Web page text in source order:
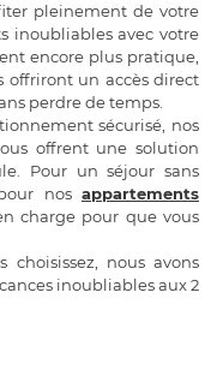
pleinement de votre
inoubliables avec votre
encore plus pratique,
offriront un accès direct
perdre de temps.
sécurisé, nos
offrent une solution
Pour un séjour sans
nos appartements
charge pour que vous
nous avons
inoubliables aux 2